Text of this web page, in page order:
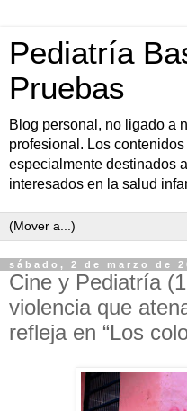
Pediatría
Pruebas
Blog personal, no ligado a
profesional. Los
especialmente destinados
interesados en la salud
sábado, 2 de marzo de
Cine y Pediatría
violencia que
refleja en “Los